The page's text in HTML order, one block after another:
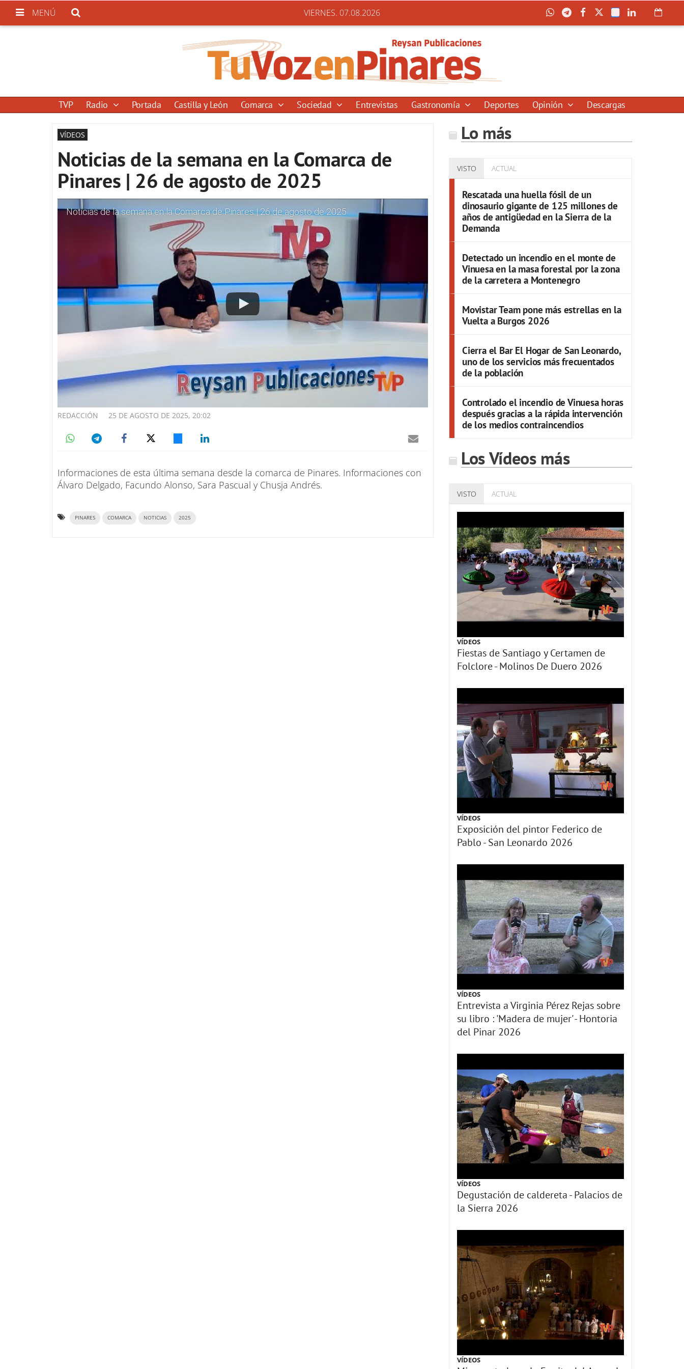
MENÚ VIERNES. 07.08.2026
TVP Radio Portada Castilla y León Comarca Sociedad Entrevistas Gastronomía Deportes Opinión Descargas
VÍDEOS
Noticias de la semana en la Comarca de
Pinares | 26 de agosto de 2025
Noticias de la semana en la Comarca de Pinares | 26 de agosto de 2025
25 DE AGOSTO DE 2025, 20:02
REDACCIÓN
Informaciones de esta última semana desde la comarca de Pinares. Informaciones con
Álvaro Delgado, Facundo Alonso, Sara Pascual y Chusja Andrés.
PINARES COMARCA NOTICIAS 2025
Lo más
VISTO ACTUAL
Rescatada una huella fósil de un
dinosaurio gigante de 125 millones de
años de antigüedad en la Sierra de la
Demanda
Detectado un incendio en el monte de
Vinuesa en la masa forestal por la zona
de la carretera a Montenegro
Movistar Team pone más estrellas en la
Vuelta a Burgos 2026
Cierra el Bar El Hogar de San Leonardo,
uno de los servicios más frecuentados
de la población
Controlado el incendio de Vinuesa horas
después gracias a la rápida intervención
de los medios contraincendios
Los Vídeos más
VISTO ACTUAL
VÍDEOS
Fiestas de Santiago y Certamen de
Folclore - Molinos De Duero 2026
VÍDEOS
Exposición del pintor Federico de
Pablo - San Leonardo 2026
VÍDEOS
Entrevista a Virginia Pérez Rejas sobre
su libro : 'Madera de mujer' - Hontoria
del Pinar 2026
VÍDEOS
Degustación de caldereta - Palacios de
la Sierra 2026
VÍDEOS